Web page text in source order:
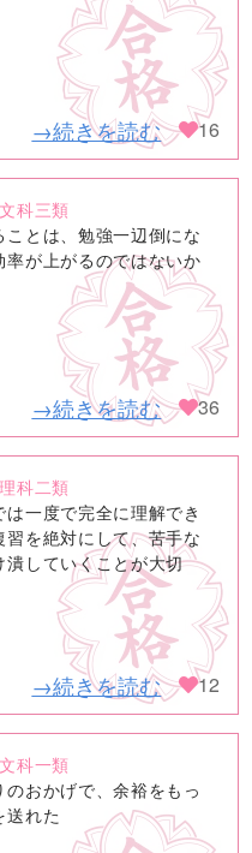
→続きを読む 16
文科三類
ことは、勉強一辺倒にな
率が上がるのではないか
→続きを読む 36
理科二類
一度で完全に理解でき
習を絶対にして、苦手な
潰していくことが大切
→続きを読む 12
文科一類
おかげで、余裕をもっ
送れた